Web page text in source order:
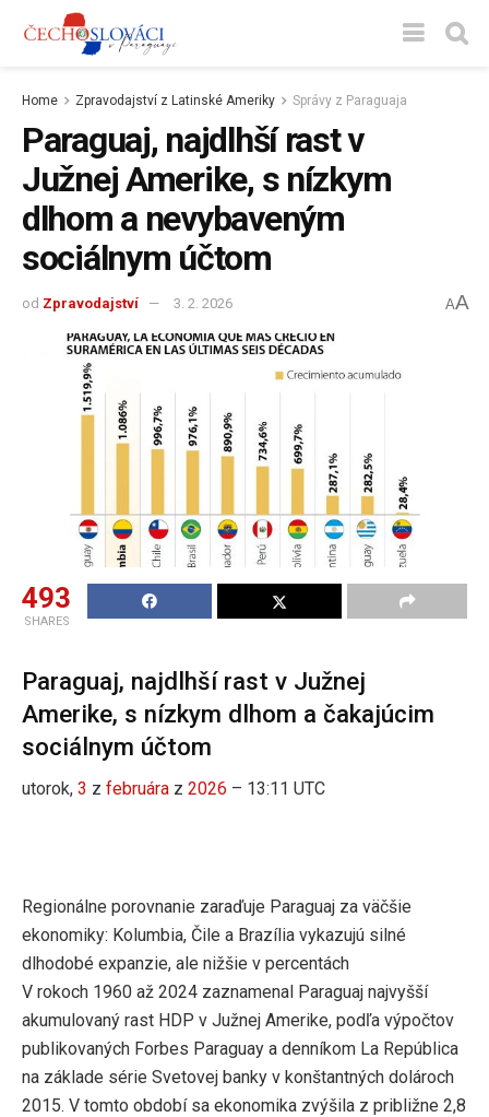
Home Zpravodajství z Latinské Ameriky Správy z Paraguaja
Paraguaj, najdlhší rast v
Južnej Amerike, s nízkym
dlhom a nevybaveným
sociálnym účtom
od Zpravodajství 3. 2. 2026 AA
493
SHARES
Paraguaj, najdlhší rast v Južnej
Amerike, s nízkym dlhom a čakajúcim
sociálnym účtom
utorok, 3 z februára z 2026 – 13:11 UTC
Regionálne porovnanie zaraďuje Paraguaj za väčšie
ekonomiky: Kolumbia, Čile a Brazília vykazujú silné
dlhodobé expanzie, ale nižšie v percentách
V rokoch 1960 až 2024 zaznamenal Paraguaj najvyšší
akumulovaný rast HDP v Južnej Amerike, podľa výpočtov
publikovaných Forbes Paraguay a denníkom La República
na základe série Svetovej banky v konštantných dolároch
2015. V tomto období sa ekonomika zvýšila z približne 2,8